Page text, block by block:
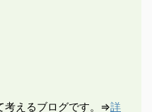
考えるブログです。⇒詳